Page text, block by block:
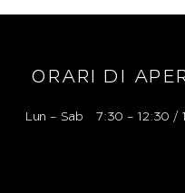
ORARI DI
Lun – Sab 7:30 – 12:30 /